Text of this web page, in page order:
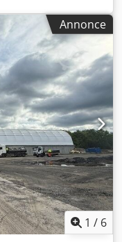
Annonce
1 / 6